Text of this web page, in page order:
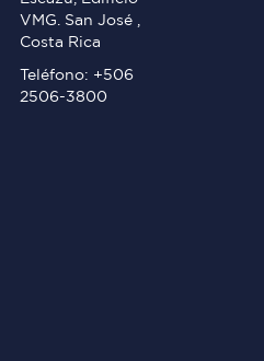
VMG. San José ,
Costa Rica
Teléfono: +506
2506-3800